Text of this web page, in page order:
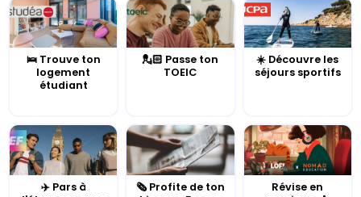
🛌 Trouve ton
logement
étudiant
💂🏻 Passe ton
TOEIC
☀️ Découvre les
séjours sportifs
✈️ Pars à
🗞️ Profite de ton
Révise en